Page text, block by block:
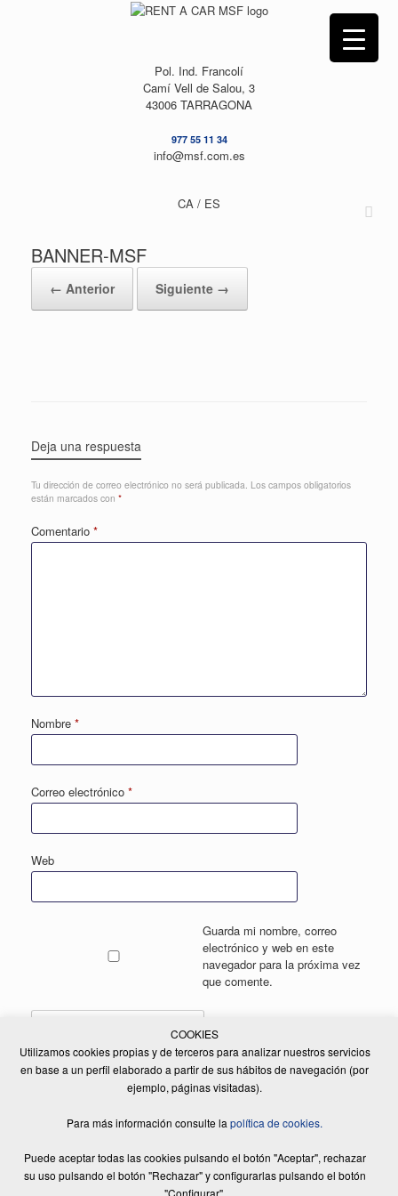
Pol. Ind. Francolí
Camí Vell de Salou, 3
43006 TARRAGONA
977 55 11 34
info@msf.com.es
CA / ES
BANNER-MSF
← Anterior Siguiente →
Deja una respuesta
Tu dirección de correo electrónico no será publicada. Los campos obligatorios
están marcados con *
Comentario *
Nombre *
Correo electrónico *
Web
Guarda mi nombre, correo
electrónico y web en este
navegador para la próxima vez
que comente.
© 2017 - 2026 RENT A CAR MSF, S.A | Todos los derechos reservados |
Diseño Web:Equip Creatiu|Aviso legal|Política de privacitat|Política de
cookies
COOKIES
Utilizamos cookies propias y de terceros para analizar nuestros servicios
en base a un perfil elaborado a partir de sus hábitos de navegación (por
ejemplo, páginas visitadas).
Para más información consulte la política de cookies.
Puede aceptar todas las cookies pulsando el botón "Aceptar", rechazar
su uso pulsando el botón "Rechazar" y configurarlas pulsando el botón